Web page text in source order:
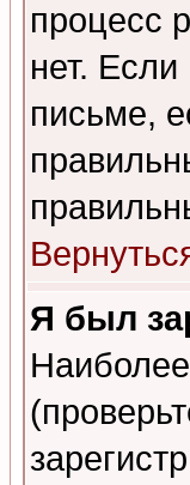
процесс
нет.
письме,
Я был